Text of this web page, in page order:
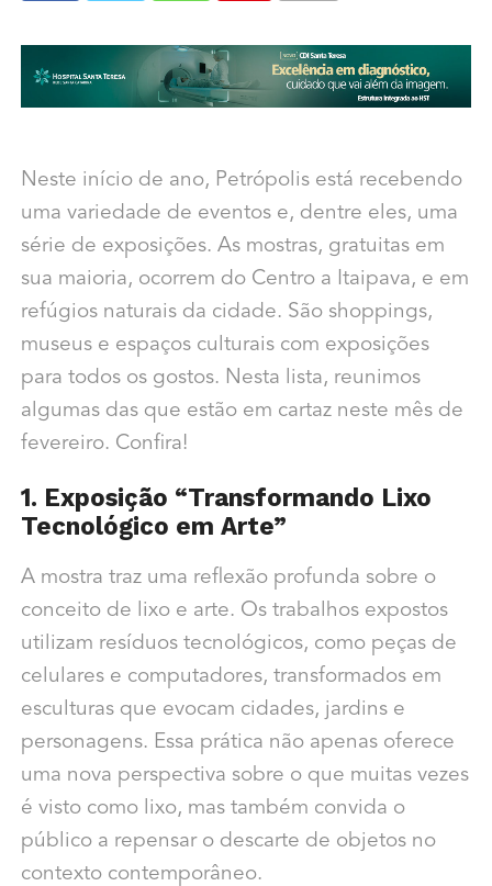
Neste início de ano, Petrópolis está recebendo
uma variedade de eventos e, dentre eles, uma
série de exposições. As mostras, gratuitas em
sua maioria, ocorrem do Centro a Itaipava, e em
refúgios naturais da cidade. São shoppings,
museus e espaços culturais com exposições
para todos os gostos. Nesta lista, reunimos
algumas das que estão em cartaz neste mês de
fevereiro. Confira!
1. Exposição “Transformando Lixo
Tecnológico em Arte”
A mostra traz uma reflexão profunda sobre o
conceito de lixo e arte. Os trabalhos expostos
utilizam resíduos tecnológicos, como peças de
celulares e computadores, transformados em
esculturas que evocam cidades, jardins e
personagens. Essa prática não apenas oferece
uma nova perspectiva sobre o que muitas vezes
é visto como lixo, mas também convida o
público a repensar o descarte de objetos no
contexto contemporâneo.